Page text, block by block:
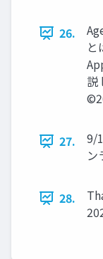
26.
説
27.
9/
ン
28.